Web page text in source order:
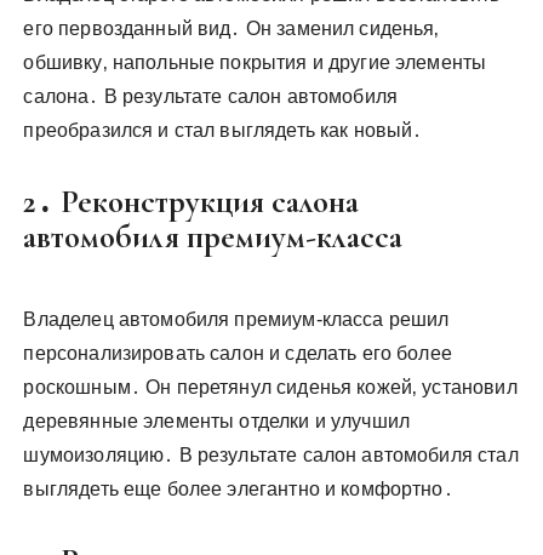
его первозданный вид․ Он заменил сиденья‚
обшивку‚ напольные покрытия и другие элементы
салона․ В результате салон автомобиля
преобразился и стал выглядеть как новый․
2․ Реконструкция салона
автомобиля премиум-класса
Владелец автомобиля премиум-класса решил
персонализировать салон и сделать его более
роскошным․ Он перетянул сиденья кожей‚ установил
деревянные элементы отделки и улучшил
шумоизоляцию․ В результате салон автомобиля стал
выглядеть еще более элегантно и комфортно․